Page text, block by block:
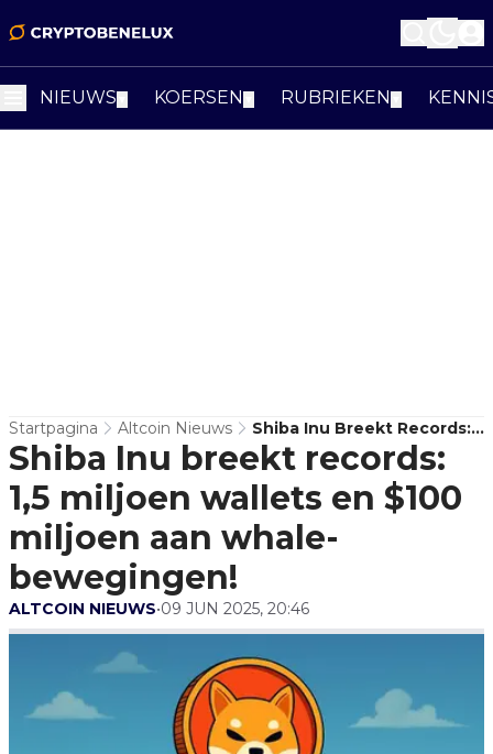
NIEUWS KOERSEN RUBRIEKEN
Startpagina Altcoin Nieuws
Shiba Inu Breekt Records:
1,5 Miljoen Wallets En $100
Miljoen Aan Whale-
Bewegingen!
Shiba Inu breekt records:
1,5 miljoen wallets en $100
miljoen aan whale-
bewegingen!
ALTCOIN NIEUWS•09 JUN 2025, 20:46